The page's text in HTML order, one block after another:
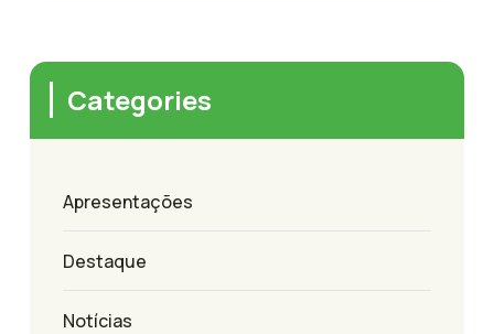
Categories
Apresentações
Destaque
Notícias